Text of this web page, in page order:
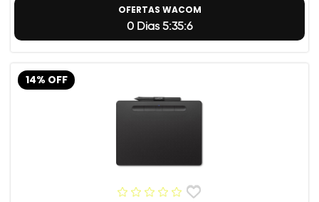
OFERTAS WACOM
0 Dias 5:35:5
14% OFF